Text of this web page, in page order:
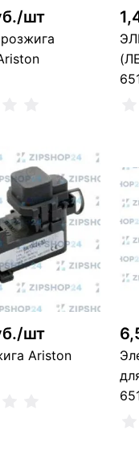
шт
о поступлении
наличии, можно
шт
Ariston